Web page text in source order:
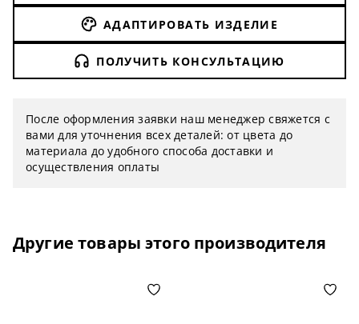
АДАПТИРОВАТЬ ИЗДЕЛИЕ
ПОЛУЧИТЬ КОНСУЛЬТАЦИЮ
После оформления заявки наш менеджер свяжется с
вами для уточнения всех деталей: от цвета до
материала до удобного способа доставки и
осуществления оплаты
Другие товары этого производителя